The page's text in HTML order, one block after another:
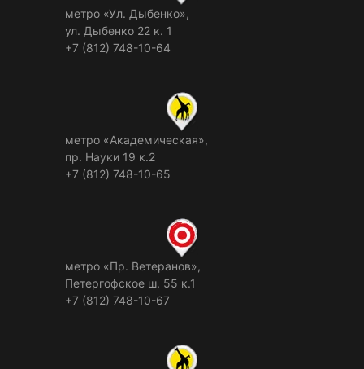
метро «Ул. Дыбенко»,
ул. Дыбенко 22 к. 1
+7 (812) 748-10-64
метро «Академическая»,
пр. Науки 19 к.2
+7 (812) 748-10-65
метро «Пр. Ветеранов»,
Петергофское ш. 55 к.1
+7 (812) 748-10-67